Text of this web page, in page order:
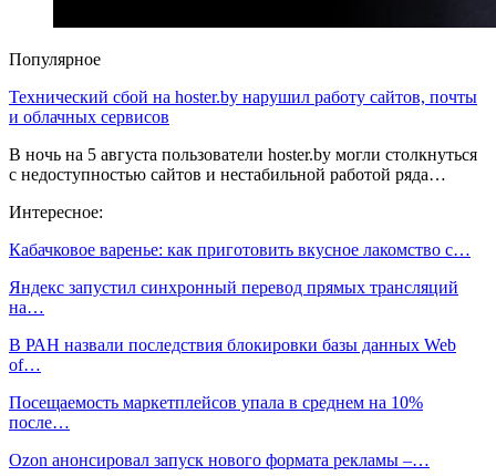
Популярное
Технический сбой на hoster.by нарушил работу сайтов, почты
и облачных сервисов
В ночь на 5 августа пользователи hoster.by могли столкнуться
с недоступностью сайтов и нестабильной работой ряда…
Интересное:
Кабачковое варенье: как приготовить вкусное лакомство с…
Яндекс запустил синхронный перевод прямых трансляций
на…
В РАН назвали последствия блокировки базы данных Web
of…
Посещаемость маркетплейсов упала в среднем на 10%
после…
Ozon анонсировал запуск нового формата рекламы –…